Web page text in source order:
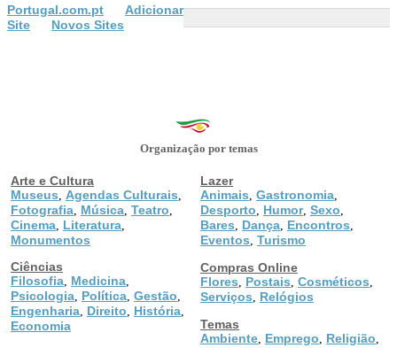
Portugal.com.pt
Adicionar
Site
Novos Sites
Organização por temas
Arte e Cultura
Museus
Agendas Culturais
Fotografia Música Teatro
Cinema Literatura
Monumentos
Ciências
Filosofia Medicina
Psicologia Política Gestão
Engenharia Direito História
Economia
Lazer
Animais Gastronomia
Desporto Humor, Sexo
Bares Dança Encontros
Eventos Turismo
Compras Online
Flores
Postais Cosméticos
Serviços
Relógios
Temas
Ambiente Emprego Religião